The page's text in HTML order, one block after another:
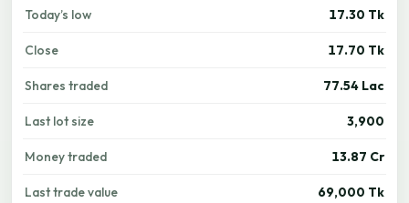
Today’s low 17.30 Tk
Close 17.70 Tk
Shares traded 77.54 Lac
Last lot size 3,900
Money traded 13.87 Cr
Last trade value 69,000 Tk